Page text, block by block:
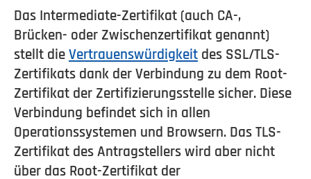
Das Intermediate-Zertifikat (auch CA-,
Brücken- oder Zwischenzertifikat genannt)
stellt die Vertrauenswürdigkeit des SSL/TLS-
Zertifikats dank der Verbindung zu dem Root-
Zertifikat der Zertifizierungsstelle sicher. Diese
Verbindung befindet sich in allen
Operationssystemen und Browsern. Das TLS-
Zertifikat des Antragstellers wird aber nicht
über das Root-Zertifikat der